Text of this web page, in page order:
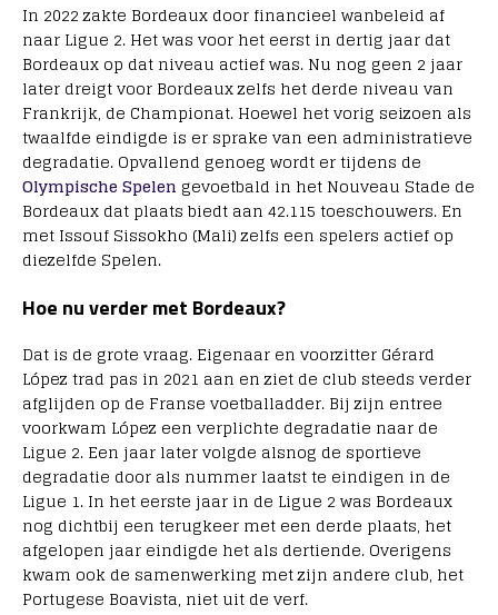
In 2022 zakte Bordeaux door financieel wanbeleid af
naar Ligue 2. Het was voor het eerst in dertig jaar dat
Bordeaux op dat niveau actief was. Nu nog geen 2 jaar
later dreigt voor Bordeaux zelfs het derde niveau van
Frankrijk, de Championat. Hoewel het vorig seizoen als
twaalfde eindigde is er sprake van een administratieve
degradatie. Opvallend genoeg wordt er tijdens de
Olympische Spelen gevoetbald in het Nouveau Stade de
Bordeaux dat plaats biedt aan 42.115 toeschouwers. En
met Issouf Sissokho (Mali) zelfs een spelers actief op
diezelfde Spelen.
Hoe nu verder met Bordeaux?
Dat is de grote vraag. Eigenaar en voorzitter Gérard
López trad pas in 2021 aan en ziet de club steeds verder
afglijden op de Franse voetballadder. Bij zijn entree
voorkwam López een verplichte degradatie naar de
Ligue 2. Een jaar later volgde alsnog de sportieve
degradatie door als nummer laatst te eindigen in de
Ligue 1. In het eerste jaar in de Ligue 2 was Bordeaux
nog dichtbij een terugkeer met een derde plaats, het
afgelopen jaar eindigde het als dertiende. Overigens
kwam ook de samenwerking met zijn andere club, het
Portugese Boavista, niet uit de verf.